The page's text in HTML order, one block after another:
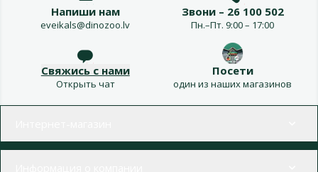
Напиши нам
eveikals@dinozoo.lv
Звони – 26 100 502
Пн.–Пт. 9:00 – 17:00
Свяжись с нами
Открыть чат
Посети
один из наших магазинов